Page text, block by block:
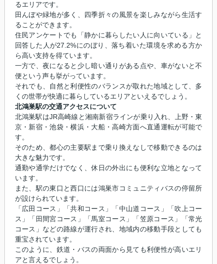
るエリアです。
田んぼや緑地が多く、四季折々の風景を楽しみながら生活す
ることができます。
住民アンケートでも「静かに暮らしたい人に向いている」と
回答した人が27.2%にのぼり、落ち着いた環境を求める方か
ら高い支持を得ています。
一方で、夜になると少し暗い通りがある点や、車がないと不
便という声も挙がっています。
それでも、自然と利便性のバランスが取れた地域として、多
くの世帯が快適に暮らしているエリアといえるでしょう。
北鴻巣駅の交通アクセスについて
北鴻巣駅はJR高崎線と湘南新宿ラインが乗り入れ、上野・東
京・新宿・池袋・横浜・大船・高崎方面へ直通運転が可能で
す。
そのため、都心の主要駅まで乗り換えなしで移動できるのは
大きな魅力です。
通勤や通学だけでなく、休日の外出にも便利な立地となって
います。
また、駅の東口と西口には鴻巣市コミュニティバスの停留所
が設けられています。
「広田コース」「共和コース」「中山道コース」「吹上コー
ス」「田間宮コース」「馬室コース」「笠原コース」「常光
コース」などの路線が運行され、地域内の移動手段としても
重宝されています。
このように、鉄道・バスの両面から見ても利便性が高いエリ
アと言えるでしょう。